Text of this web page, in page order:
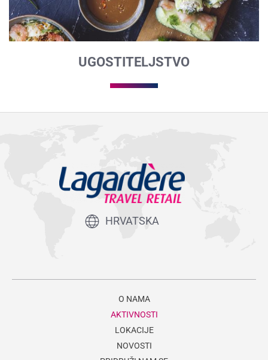
UGOSTITELJSTVO
HRVATSKA
O NAMA
AKTIVNOSTI
LOKACIJE
NOVOSTI